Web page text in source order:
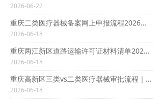
2026-06-22
重庆二类医疗器械备案网上申报流程2026：“渝快办”3-5工作日拿证攻略
2026-06-18
重庆两江新区道路运输许可证材料清单2026：纸质+电子全攻略
2026-06-18
重庆高新区三类vs二类医疗器械审批流程｜时长差异全解析
2026-06-18